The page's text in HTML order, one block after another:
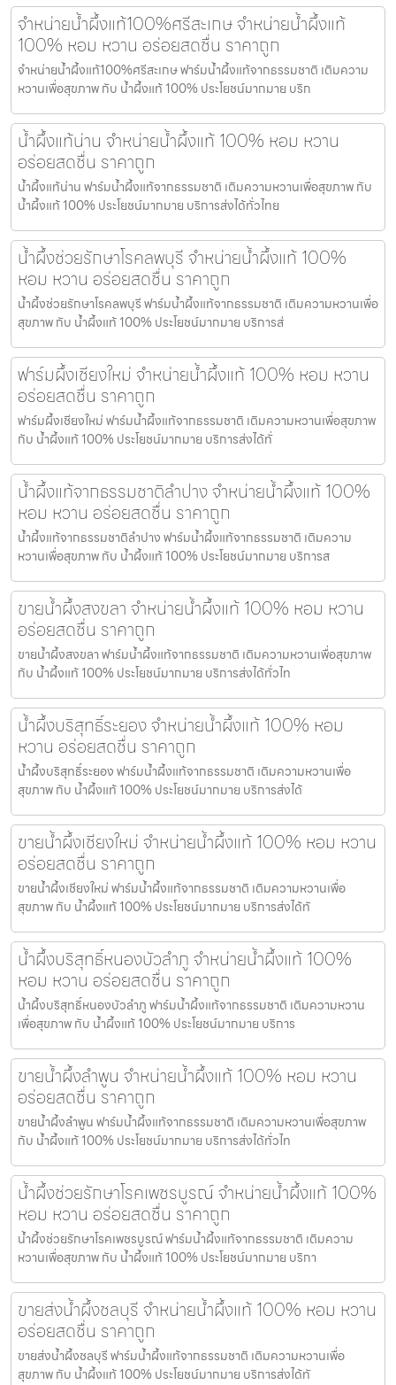
จำหน่ายน้ำผึ้งแท้100%ศรีสะเกษ จำหน่ายน้ำผึ้งแท้
100% หอม หวาน อร่อยสดชื่น ราคาถูก
จำหน่ายน้ำผึ้งแท้100%ศรีสะเกษ ฟาร์มน้ำผึ้งแท้จากธรรมชาติ เติมความ
หวานเพื่อสุขภาพ กับ น้ำผึ้งแท้ 100% ประโยชน์มากมาย บริก
น้ำผึ้งแท้น่าน จำหน่ายน้ำผึ้งแท้ 100% หอม หวาน
อร่อยสดชื่น ราคาถูก
น้ำผึ้งแท้น่าน ฟาร์มน้ำผึ้งแท้จากธรรมชาติ เติมความหวานเพื่อสุขภาพ กับ
น้ำผึ้งแท้ 100% ประโยชน์มากมาย บริการส่งได้ทั่วไทย
น้ำผึ้งช่วยรักษาโรคลพบุรี จำหน่ายน้ำผึ้งแท้ 100%
หอม หวาน อร่อยสดชื่น ราคาถูก
น้ำผึ้งช่วยรักษาโรคลพบุรี ฟาร์มน้ำผึ้งแท้จากธรรมชาติ เติมความหวานเพื่อ
สุขภาพ กับ น้ำผึ้งแท้ 100% ประโยชน์มากมาย บริการส่
ฟาร์มผึ้งเชียงใหม่ จำหน่ายน้ำผึ้งแท้ 100% หอม หวาน
อร่อยสดชื่น ราคาถูก
ฟาร์มผึ้งเชียงใหม่ ฟาร์มน้ำผึ้งแท้จากธรรมชาติ เติมความหวานเพื่อสุขภาพ
กับ น้ำผึ้งแท้ 100% ประโยชน์มากมาย บริการส่งได้ทั่
น้ำผึ้งแท้จากธรรมชาติลำปาง จำหน่ายน้ำผึ้งแท้ 100%
หอม หวาน อร่อยสดชื่น ราคาถูก
น้ำผึ้งแท้จากธรรมชาติลำปาง ฟาร์มน้ำผึ้งแท้จากธรรมชาติ เติมความ
หวานเพื่อสุขภาพ กับ น้ำผึ้งแท้ 100% ประโยชน์มากมาย บริการส
ขายน้ำผึ้งสงขลา จำหน่ายน้ำผึ้งแท้ 100% หอม หวาน
อร่อยสดชื่น ราคาถูก
ขายน้ำผึ้งสงขลา ฟาร์มน้ำผึ้งแท้จากธรรมชาติ เติมความหวานเพื่อสุขภาพ
กับ น้ำผึ้งแท้ 100% ประโยชน์มากมาย บริการส่งได้ทั่วไท
น้ำผึ้งบริสุทธิ์ระยอง จำหน่ายน้ำผึ้งแท้ 100% หอม
หวาน อร่อยสดชื่น ราคาถูก
น้ำผึ้งบริสุทธิ์ระยอง ฟาร์มน้ำผึ้งแท้จากธรรมชาติ เติมความหวานเพื่อ
สุขภาพ กับ น้ำผึ้งแท้ 100% ประโยชน์มากมาย บริการส่งได้
ขายน้ำผึ้งเชียงใหม่ จำหน่ายน้ำผึ้งแท้ 100% หอม หวาน
อร่อยสดชื่น ราคาถูก
ขายน้ำผึ้งเชียงใหม่ ฟาร์มน้ำผึ้งแท้จากธรรมชาติ เติมความหวานเพื่อ
สุขภาพ กับ น้ำผึ้งแท้ 100% ประโยชน์มากมาย บริการส่งได้ทั
น้ำผึ้งบริสุทธิ์หนองบัวลำภู จำหน่ายน้ำผึ้งแท้ 100%
หอม หวาน อร่อยสดชื่น ราคาถูก
น้ำผึ้งบริสุทธิ์หนองบัวลำภู ฟาร์มน้ำผึ้งแท้จากธรรมชาติ เติมความหวาน
เพื่อสุขภาพ กับ น้ำผึ้งแท้ 100% ประโยชน์มากมาย บริการ
ขายน้ำผึ้งลำพูน จำหน่ายน้ำผึ้งแท้ 100% หอม หวาน
อร่อยสดชื่น ราคาถูก
ขายน้ำผึ้งลำพูน ฟาร์มน้ำผึ้งแท้จากธรรมชาติ เติมความหวานเพื่อสุขภาพ
กับ น้ำผึ้งแท้ 100% ประโยชน์มากมาย บริการส่งได้ทั่วไท
น้ำผึ้งช่วยรักษาโรคเพชรบูรณ์ จำหน่ายน้ำผึ้งแท้ 100%
หอม หวาน อร่อยสดชื่น ราคาถูก
น้ำผึ้งช่วยรักษาโรคเพชรบูรณ์ ฟาร์มน้ำผึ้งแท้จากธรรมชาติ เติมความ
หวานเพื่อสุขภาพ กับ น้ำผึ้งแท้ 100% ประโยชน์มากมาย บริกา
ขายส่งน้ำผึ้งชลบุรี จำหน่ายน้ำผึ้งแท้ 100% หอม หวาน
อร่อยสดชื่น ราคาถูก
ขายส่งน้ำผึ้งชลบุรี ฟาร์มน้ำผึ้งแท้จากธรรมชาติ เติมความหวานเพื่อ
สุขภาพ กับ น้ำผึ้งแท้ 100% ประโยชน์มากมาย บริการส่งได้ทั